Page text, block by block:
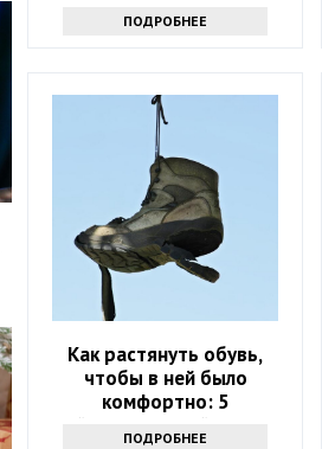
ПОДРОБНЕЕ
Как растянуть обувь,
чтобы в ней было
комфортно: 5
действенных лайфхаков
ПОДРОБНЕЕ